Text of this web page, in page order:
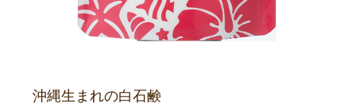
沖縄生まれの白石鹸